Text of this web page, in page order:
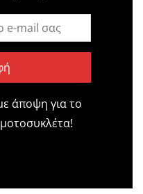
άποψη για το